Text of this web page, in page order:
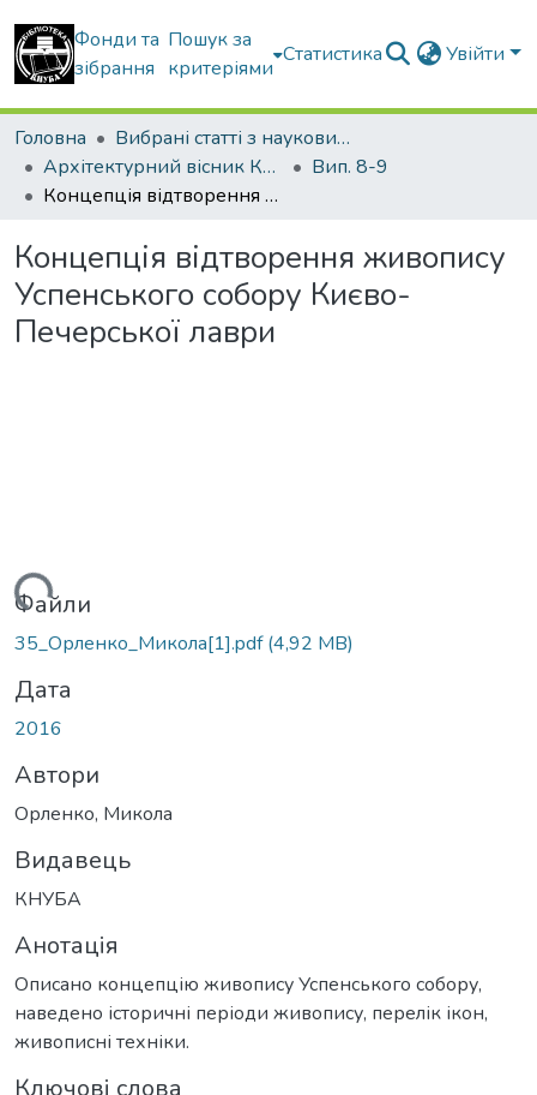
Фонди та
зібрання
Пошук за
критеріями
Статистика Увійти
Головна
Вибрані статті з наукових збірників КНУБА
Архітектурний вісник КНУБА
Вип. 8-9
Концепція відтворення живопису Успенського собору Києво-Печерської лаври
Концепція відтворення живопису
Успенського собору Києво-
Печерської лаври
Файли
35_Орленко_Микола[1].pdf(4,92 MB)
Дата
2016
Автори
Орленко, Микола
Видавець
КНУБА
Анотація
Описано концепцію живопису Успенського собору,
наведено історичні періоди живопису, перелік ікон,
живописні техніки.
Ключові слова